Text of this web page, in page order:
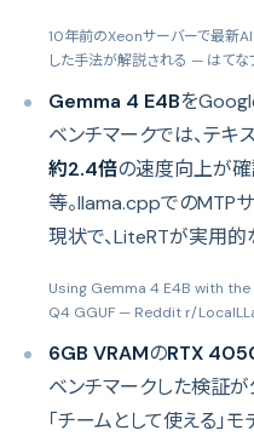
10年前のXeonサーバーで最新
した手法が解説される — はてな
Gemma 4 E4Bを
ベンチマークでは、テキ
約2.4倍の速度向上が
等。llama.cppでのMTP
現状で、LiteRTが実用的
Using Gemma 4 E4B with
Q4 GGUF — Reddit r/
6GB VRAMのRTX
ベンチマークした検証
「チームとして使える」